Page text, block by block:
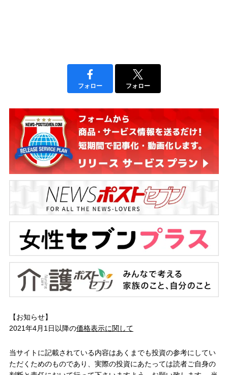
フォロー フォロー
【お知らせ】
2021年4月1日以降の価格表示に関して
当サイトに記載されている内容はあくまでも投資の参考にしてい
ただくためのものであり、実際の投資にあたっては読者ご自身の